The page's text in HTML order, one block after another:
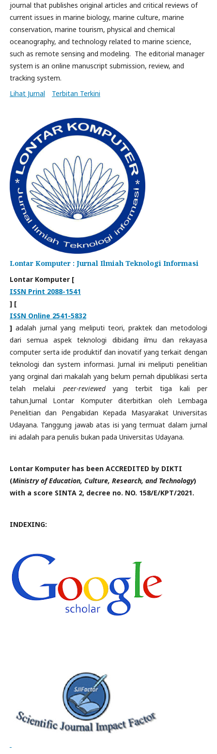
journal that publishes original articles and critical reviews of
current issues in marine biology, marine culture, marine
conservation, marine tourism, physical and chemical
oceanography, and technology related to marine science,
such as remote sensing and modeling. The editorial manager
system is an online manuscript submission, review, and
tracking system.
Lihat Jurnal
Terbitan Terkini
Lontar Komputer : Jurnal Ilmiah Teknologi Informasi
Lontar Komputer [
ISSN Print 2088-1541
] [
ISSN Online 2541-5832
]adalah jurnal yang meliputi teori, praktek dan metodologi
dari semua aspek teknologi dibidang ilmu dan rekayasa
computer serta ide produktif dan inovatif yang terkait dengan
teknologi dan system informasi. Jurnal ini meliputi penelitian
yang orginal dari makalah yang belum pernah dipublikasi serta
telah melalui peer-reviewed yang terbit tiga kali per
tahun.Jurnal Lontar Komputer diterbitkan oleh Lembaga
Penelitian dan Pengabidan Kepada Masyarakat Universitas
Udayana. Tanggung jawab atas isi yang termuat dalam jurnal
ini adalah para penulis bukan pada Universitas Udayana.
Lontar Komputer has been ACCREDITED by DIKTI
(Ministry of Education, Culture, Research, and Technology)
with a score SINTA 2, decree no. NO. 158/E/KPT/2021.
INDEXING: